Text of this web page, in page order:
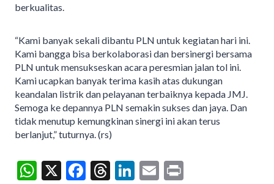
berkualitas.
“Kami banyak sekali dibantu PLN untuk kegiatan hari ini.
Kami bangga bisa berkolaborasi dan bersinergi bersama
PLN untuk mensukseskan acara peresmian jalan tol ini.
Kami ucapkan banyak terima kasih atas dukungan
keandalan listrik dan pelayanan terbaiknya kepada JMJ.
Semoga ke depannya PLN semakin sukses dan jaya. Dan
tidak menutup kemungkinan sinergi ini akan terus
berlanjut,” tuturnya. (rs)
W X
F
T
Li E